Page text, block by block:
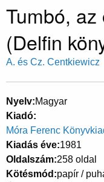
Tumbó,
(Delfin
A. és Cz. Centkiewicz
Nyelv Magyar
Kiadó
Móra Ferenc
Kiadás éve 1981
Oldalszám 258 oldal
Kötésmód papír /